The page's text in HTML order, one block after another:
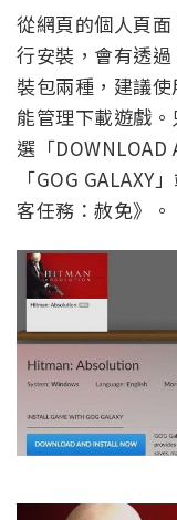
從網頁的個人頁
行安裝，會有透過
裝包兩種，建議使
能管理下載遊戲
選「DOWNLOAD
「GOG GALAXY
客任務：赦免》。